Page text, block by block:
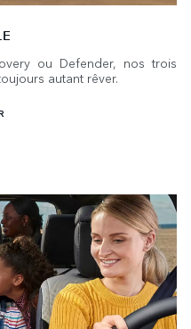
ou Defender, nos trois
autant rêver.